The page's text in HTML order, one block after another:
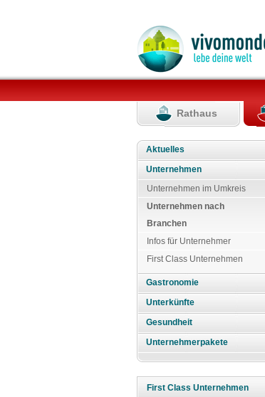
Rathaus
Aktuelles
Unternehmen
Unternehmen im Umkreis
Unternehmen nach
Branchen
Infos für Unternehmer
First Class Unternehmen
Gastronomie
Unterkünfte
Gesundheit
Unternehmerpakete
First Class Unternehmen